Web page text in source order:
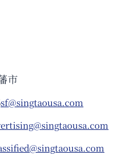
市
sf@singtaousa.com